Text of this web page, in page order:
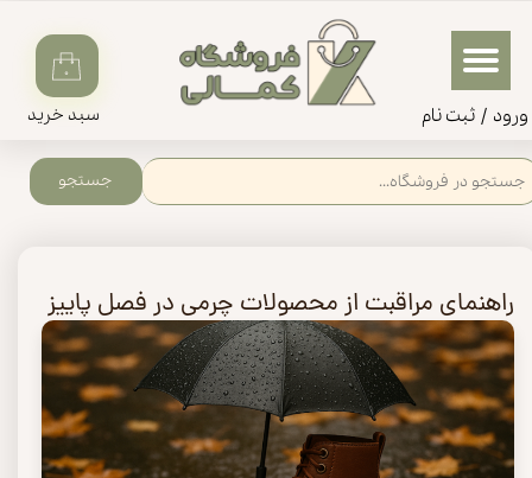
جستجو
۰
ورود / ثبت‌‌ نام
حساب کاربری من
تغییر گذر واژه
سفارشات
خروج از حساب کاربری
سبد خرید
راهنمای مراقبت از محصولات چرمی در فصل پاییز